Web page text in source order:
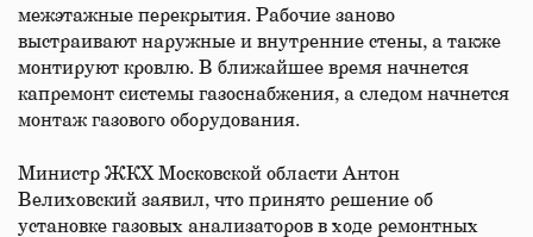
межэтажные перекрытия. Рабочие заново
выстраивают наружные и внутренние стены, а также
монтируют кровлю. В ближайшее время начнется
капремонт системы газоснабжения, а следом начнется
монтаж газового оборудования.
Министр ЖКХ Московской области Антон
Велиховский заявил, что принято решение об
установке газовых анализаторов в ходе ремонтных